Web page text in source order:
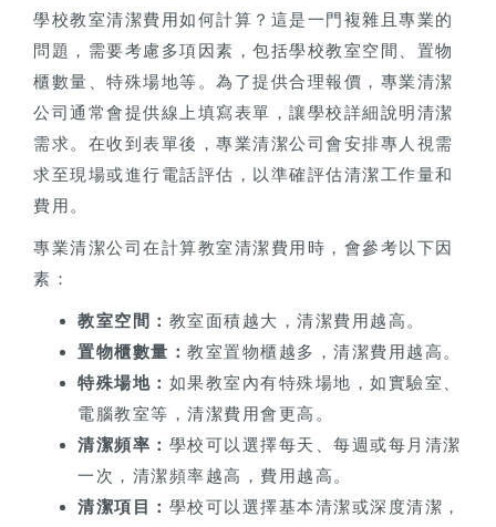
學校教室清潔費用如何計算？這是一門複雜且專業的
問題，需要考慮多項因素，包括學校教室空間、置物
櫃數量、特殊場地等。為了提供合理報價，專業清潔
公司通常會提供線上填寫表單，讓學校詳細說明清潔
需求。在收到表單後，專業清潔公司會安排專人視需
求至現場或進行電話評估，以準確評估清潔工作量和
費用。
專業清潔公司在計算教室清潔費用時，會參考以下因
素：
教室空間： 教室面積越大，清潔費用越高。
置物櫃數量： 教室置物櫃越多，清潔費用越高。
特殊場地： 如果教室內有特殊場地，如實驗室、
電腦教室等，清潔費用會更高。
清潔頻率： 學校可以選擇每天、每週或每月清潔
一次，清潔頻率越高，費用越高。
清潔項目： 學校可以選擇基本清潔或深度清潔，